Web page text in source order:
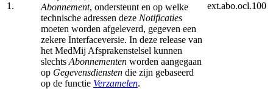
1.
Abonnement, ondersteunt en op welke
technische adressen deze Notificaties
moeten worden afgeleverd, gegeven een
zekere Interfaceversie. In deze release van
het MedMij Afsprakenstelsel kunnen
slechts Abonnementen worden aangegaan
op Gegevensdiensten die zijn gebaseerd
op de functie Verzamelen.
ext.abo.ocl.100